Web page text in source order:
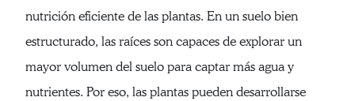
nutrición eficiente de las plantas. En un suelo bien
estructurado, las raíces son capaces de explorar un
mayor volumen del suelo para captar más agua y
nutrientes. Por eso, las plantas pueden desarrollarse